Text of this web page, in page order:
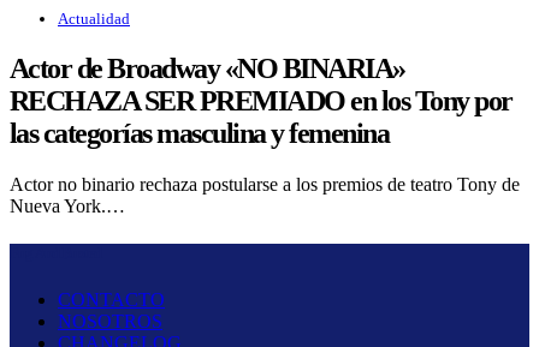
Actualidad
Actor de Broadway «NO BINARIA»
RECHAZA SER PREMIADO en los Tony por
las categorías masculina y femenina
Actor no binario rechaza postularse a los premios de teatro Tony de
Nueva York.…
CONTACTO
NOSOTROS